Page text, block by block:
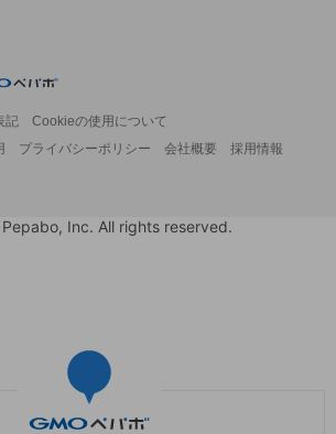
記
Cookieの使用について
プライバシーポリシー 会社概要
採用情報
Inc. All rights reserved.